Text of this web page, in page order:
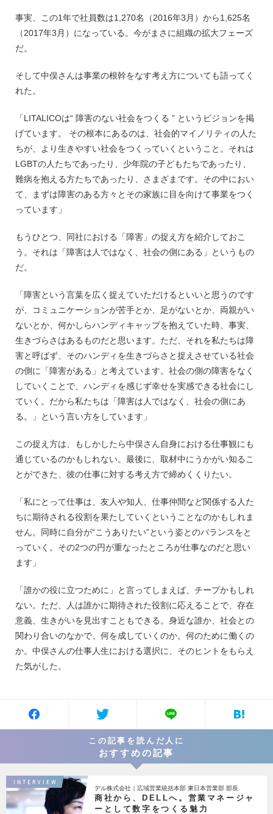
事実、この1年で社員数は1,270名（2016年3月）から1,625名
（2017年3月）になっている。今がまさに組織の拡大フェーズ
だ。
そして中俣さんは事業の根幹をなす考え方についても語ってく
れた。
「LITALICOは“ 障害のない社会をつくる ” というビジョンを掲
げています。 その根本にあるのは、社会的マイノリティの人た
ちが、より生きやすい社会をつくっていくということ。それは
LGBTの人たちであったり、少年院の子どもたちであったり、
難病を抱える方たちであったり、さまざまです。その中におい
て、まずは障害のある方々とその家族に目を向けて事業をつく
っています」
もうひとつ、同社における「障害」の捉え方を紹介しておこ
う。それは「障害は人ではなく、社会の側にある」というもの
だ。
「障害という言葉を広く捉えていただけるといいと思うのです
が、コミュニケーションが苦手とか、足がないとか、両親がい
ないとか、何かしらハンディキャップを抱えていた時、事実、
生きづらさはあるものだと思います。ただ、それを私たちは障
害と呼ばず、そのハンディを生きづらさと捉えさせている社会
の側に「障害がある」と考えています。社会の側の障害をなく
していくことで、ハンディを感じず幸せを実感できる社会にし
ていく。だから私たちは「障害は人ではなく、社会の側にあ
る。」という言い方をしています」
この捉え方は、もしかしたら中俣さん自身における仕事観にも
通じているのかもしれない。最後に、取材中にうかがい知るこ
とができた、彼の仕事に対する考え方で締めくくりたい。
「私にとって仕事は、友人や知人、仕事仲間など関係する人た
ちに期待される役割を果たしていくということなのかもしれま
せん。同時に自分が“こうありたい”という姿とのバランスをと
っていく。その2つの円が重なったところが仕事なのだと思い
ます」
「誰かの役に立つために」と言ってしまえば、チープかもしれ
ない。ただ、人は誰かに期待された役割に応えることで、存在
意義、生きがいを見出すこともできる。身近な誰か、社会との
関わり合いのなかで、何を成していくのか。何のために働くの
か。中俣さんの仕事人生における選択に、そのヒントをもらえ
た気がした。
この記事を読んだ人に
おすすめの記事
INTERVIEW
デル株式会社｜広域営業統括本部 東日本営業部 部長
商社から、DELLへ。営業マネージャ
ーとして数字をつくる魅力